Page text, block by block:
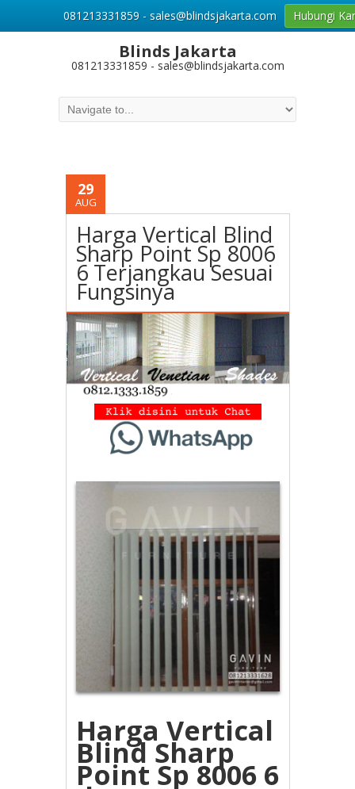
Blinds Jakarta
081213331859 - sales@blindsjakarta.com
29
AUG
Harga Vertical Blind
Sharp Point Sp 8006
6 Terjangkau Sesuai
Fungsinya
Harga Vertical
Blind Sharp
Point Sp 8006 6
081213331859 - sales@blindsjakarta.com Hubungi